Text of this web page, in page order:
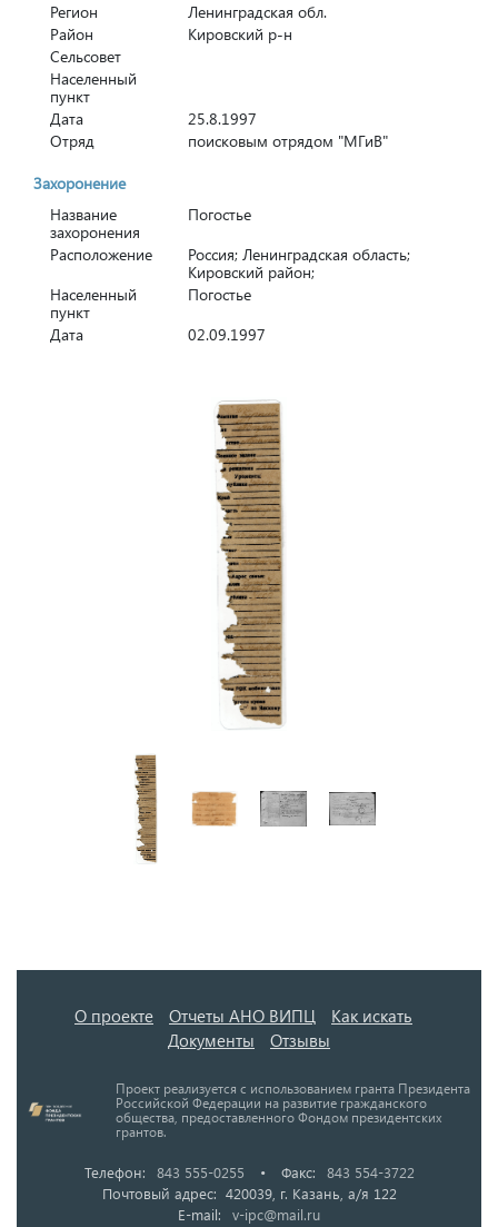
Регион
Ленинградская обл.
Район
Кировский р-н
Сельсовет
Населенный
пункт
Дата
25.8.1997
Отряд
поисковым отрядом "МГиВ"
Захоронение
Название
захоронения
Погостье
Расположение
Россия; Ленинградская область;
Кировский район;
Населенный
пункт
Погостье
Дата
02.09.1997
О проекте Отчеты АНО ВИПЦ
Как искать
Документы
Отзывы
Проект реализуется с использованием гранта Президента
Российской Федерации на развитие гражданского
общества, предоставленного Фондом президентских
грантов.
Телефон: 843 555-0255 • Факс:
843 554-3722
Почтовый адрес: 420039, г. Казань, а/я 122
E-mail:
v-ipc@mail.ru